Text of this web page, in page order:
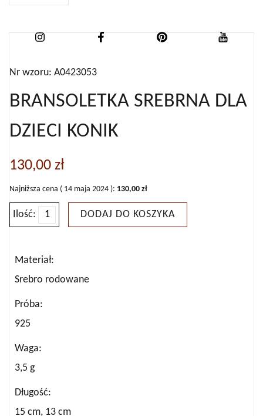
Nr wzoru: A0423053
BRANSOLETKA SREBRNA DLA
DZIECI KONIK
130,00 zł
Najniższa cena ( 14 maja 2024 ): 130,00 zł
Ilość:
ilość
KONIK
DODAJ DO KOSZYKA
Materiał
Srebro rodowane
Próba
925
Waga
3,5 g
Długość
15 cm, 13 cm